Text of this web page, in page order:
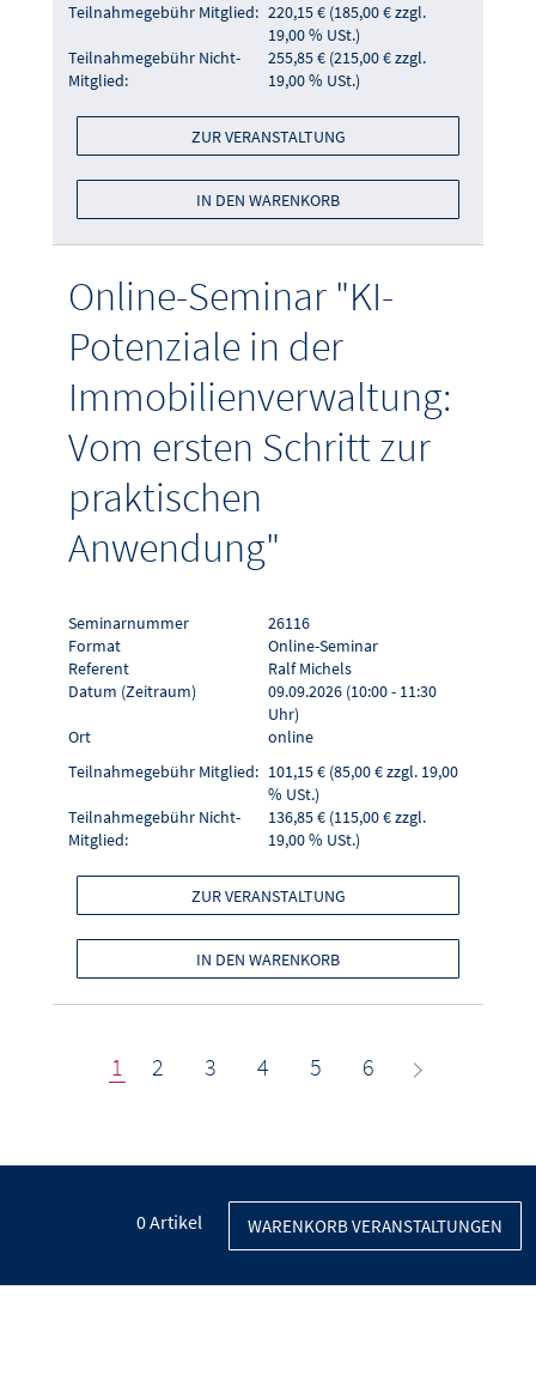
Teilnahmegebühr Mitglied: 220,15 € (185,00 € zzgl.
19,00 % USt.)
Teilnahmegebühr Nicht-
Mitglied:
255,85 € (215,00 € zzgl.
19,00 % USt.)
ZUR VERANSTALTUNG
IN DEN WARENKORB
Online-Seminar "KI-
Potenziale in der
Immobilienverwaltung:
Vom ersten Schritt zur
praktischen
Anwendung"
Seminarnummer
26116
Format
Online-Seminar
Referent
Ralf Michels
Datum (Zeitraum)
09.09.2026 (10:00 - 11:30
Uhr)
Ort
online
Teilnahmegebühr Mitglied: 101,15 € (85,00 € zzgl. 19,00
% USt.)
Teilnahmegebühr Nicht-
Mitglied:
136,85 € (115,00 € zzgl.
19,00 % USt.)
ZUR VERANSTALTUNG
IN DEN WARENKORB
1 2 3 4 5 6
0Artikel WARENKORB VERANSTALTUNGEN